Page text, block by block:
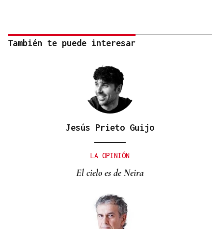
También te puede interesar
Jesús Prieto Guijo
LA OPINIÓN
El cielo es de Neira